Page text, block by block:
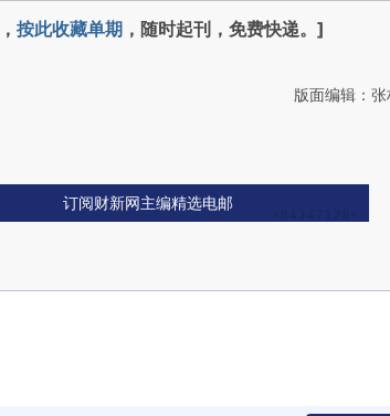
， 按此收藏单期 ，随时起刊，免费快递。]
版面编辑：张
订阅财新网主编精选电邮